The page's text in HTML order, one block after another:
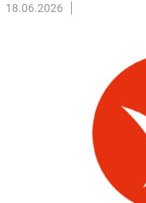
Торговые сети
Регулирование
18.06.2026